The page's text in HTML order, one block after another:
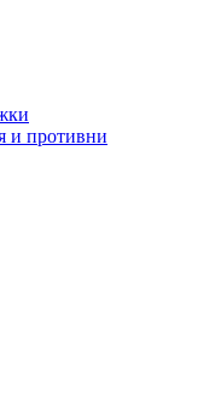
и противни